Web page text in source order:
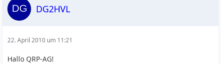
DG2HVL
22. April 2010 um 11:21
Hallo QRP-AG!